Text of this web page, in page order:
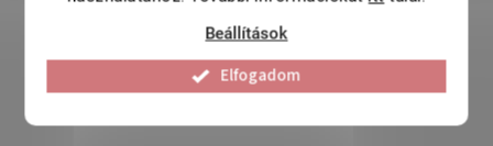
Beállítások
Elfogadom